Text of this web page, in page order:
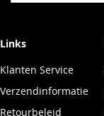
nieuwsbrief
Links
Klanten Service
Verzendinformatie
Retourbeleid